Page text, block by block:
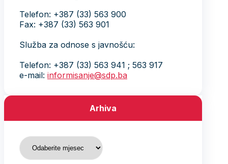
Telefon: +387 (33) 563 900
Fax: +387 (33) 563 901
Služba za odnose s javnošću:
Telefon: +387 (33) 563 941 ; 563 917
e-mail: informisanje@sdp.ba
Arhiva
Arhiva